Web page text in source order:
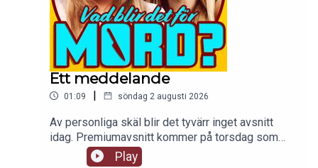
Ett meddelande
01:09 | söndag 2 augusti 2026
Av personliga skäl blir det tyvärr inget avsnitt
idag. Premiumavsnitt kommer på torsdag som
planerat.
Play